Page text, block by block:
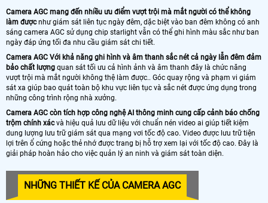
Camera AGC mang đến nhiều ưu điểm vượt trội mà mắt người có thể không
làm đượcnhư giám sát liên tục ngày đêm, dặc biệt vào ban đêm không có anh
sáng camera AGC sử dụng chip starlight vẫn có thể ghi hình màu sắc như ban
ngày đáp ứng tối đa nhu cầu giám sát chi tiết.
Camera AGC Với khả năng ghi hình và âm thanh sắc nét cả ngày lẫn đêm đảm
bảo chất lượng quan sát tối ưu cả hình ảnh và âm thanh đây là chức năng
vượt trội mà mắt người không thệ làm được.. Góc quay rộng và phạm vi giám
sát xa giúp bao quát toàn bộ khu vực liên tục và sắc nét được ứng dụng trong
những công trình rộng nhà xưởng.
Camera AGC còn tích hợp công nghệ AI thông minh cung cấp cảnh báo chống
trộm chính xácvà hiệu quả lưu dữ liệu với chuẩn nén video ai giúp tiết kiệm
dung lượng lưu trữ giám sát qua mạng vơi tốc độ cao. Video được lưu trữ tiện
lợi trên ổ cứng hoặc thẻ nhớ được trang bị hỗ trợ xem lại với tốc độ cao. Đây là
giải pháp hoàn hảo cho việc quản lý an ninh và giám sát toàn diện.
NHỮNG THIẾT KẾ CỦA CAMERA AGC